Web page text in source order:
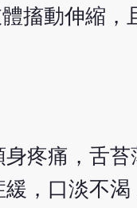
搐動伸縮，
疼痛，舌苔
，口淡不渴